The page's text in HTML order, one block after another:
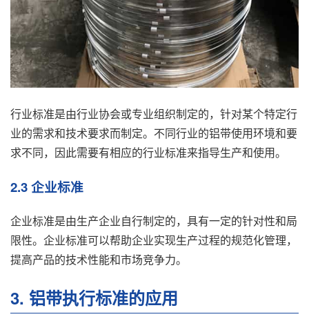
行业标准是由行业协会或专业组织制定的，针对某个特定行
业的需求和技术要求而制定。不同行业的铝带使用环境和要
求不同，因此需要有相应的行业标准来指导生产和使用。
2.3 企业标准
企业标准是由生产企业自行制定的，具有一定的针对性和局
限性。企业标准可以帮助企业实现生产过程的规范化管理，
提高产品的技术性能和市场竞争力。
3. 铝带执行标准的应用